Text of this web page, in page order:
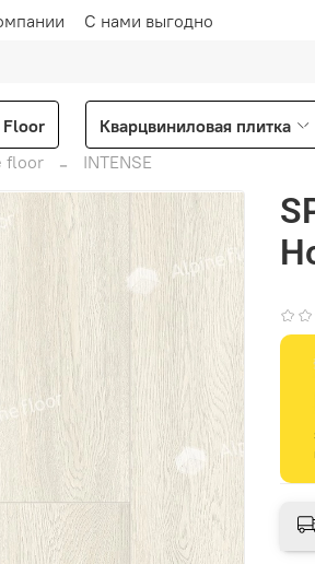
С нами выгодно
Floor Кварцвиниловая плитка
floor
INTENSE